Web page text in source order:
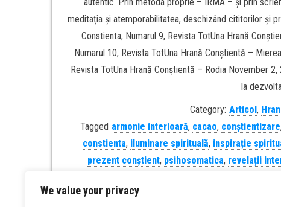
We value your privacy
meditația și atemporabilitatea, deschizând cititorilor și
Constienta, Numarul 9, Revista TotUna Hrană
Numarul 10, Revista TotUna Hrană Conștientă –
Revista TotUna Hrană Conștientă – Rodia November
la
Category: Articol,
Tagged armonie interioară, cacao, conștientizare,
constienta, iluminare spirituală, inspirație
prezent conștient, psihosomatica, revelații